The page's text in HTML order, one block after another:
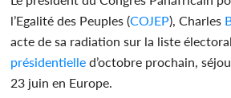
l’Egalité des Peuples (COJEP), Charles
acte de sa radiation sur la liste
présidentielle d’octobre prochain,
23 juin en Europe.